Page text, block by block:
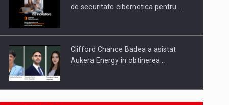
de securitate cibernetica pentru…
Clifford Chance Badea a asistat
Aukera Energy in obtinerea…
SAPTE PERSONALITATI DIN MEDIUL